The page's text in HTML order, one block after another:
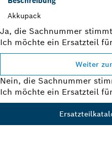
Akkupack
Ja, die Sachnummer
Ich möchte ein Ersatzteil
Weiter
Nein, die Sachnummer
Ich möchte ein Ersatzteil